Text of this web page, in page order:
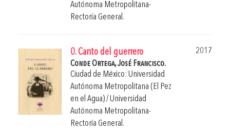
Autónoma Metropolitana-
Rectoría General.
0. Canto del guerrero
2017
Conde Ortega, José Francisco.
Ciudad de México: Universidad
Autónoma Metropolitana (El Pez
en el Agua) / Universidad
Autónoma Metropolitana-
Rectoría General.